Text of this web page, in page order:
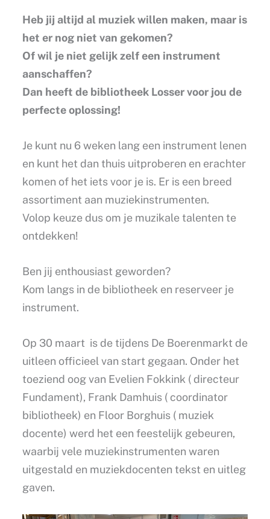
Heb jij altijd al muziek willen maken, maar is
het er nog niet van gekomen?
Of wil je niet gelijk zelf een instrument
aanschaffen?
Dan heeft de bibliotheek Losser voor jou de
perfecte oplossing!
Je kunt nu 6 weken lang een instrument lenen
en kunt het dan thuis uitproberen en erachter
komen of het iets voor je is. Er is een breed
assortiment aan muziekinstrumenten.
Volop keuze dus om je muzikale talenten te
ontdekken!
Ben jij enthousiast geworden?
Kom langs in de bibliotheek en reserveer je
instrument.
Op 30 maart is de tijdens De Boerenmarkt de
uitleen officieel van start gegaan. Onder het
toeziend oog van Evelien Fokkink ( directeur
Fundament), Frank Damhuis ( coordinator
bibliotheek) en Floor Borghuis ( muziek
docente) werd het een feestelijk gebeuren,
waarbij vele muziekinstrumenten waren
uitgestald en muziekdocenten tekst en uitleg
gaven.